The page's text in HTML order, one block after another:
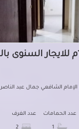
عدد الحمامات عدد الغرف